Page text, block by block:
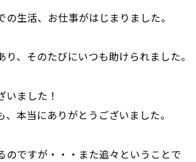
生活、お仕事がはじまりました。
、そのたびにいつも助けられました。
いました！
本当にありがとうございました。
のですが・・・また追々ということで